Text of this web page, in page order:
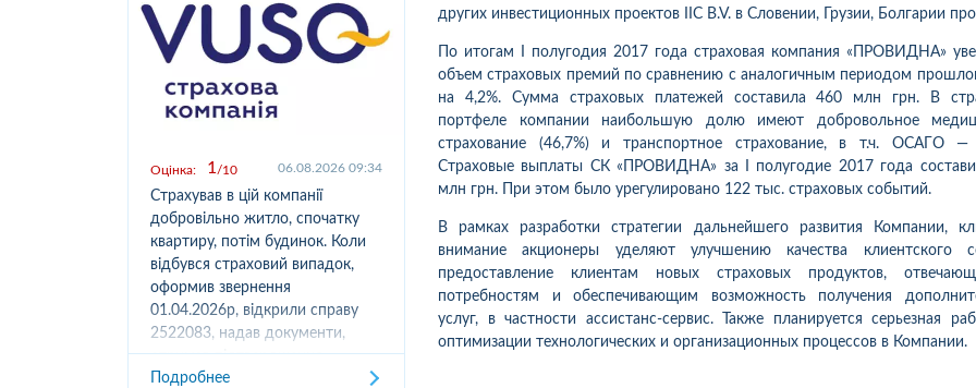
Оцінка: 1 10 06.08.2026 09:34
Страхував в цій компанії
добровільно житло, спочатку
квартиру, потім будинок. Коли
відбувся страховий випадок,
оформив звернення
01.04.2026р, відкрили справу
2522083, надав документи,
отримав підтвердження
отримання, взяли в роботу. 2
Подробнее
Оцінка: 10 10 05.08.2026 19:00
Оформлював сьогодні
(05.08.26р) автоцивілку в
та зручність...
Подробнее
Оцінка: 1 10 05.08.2026
Дуже дивна компанія.
Зателефонував, сказав, що
як передзвонюють. Навіщо
менеджери сидять.?...
других инвестиционных проектов IIC B.V. в Словении, Грузии, Болгарии
По итогам I полугодия 2017 года страховая компания «ПРОВИДНА»
объем страховых премий по сравнению с аналогичным периодом
на 4,2%. Сумма страховых платежей составила 460 млн грн. В
портфеле компании наибольшую долю имеют добровольное
страхование (46,7%) и транспортное страхование, в т.ч. ОСАГО —
Страховые выплаты СК «ПРОВИДНА» за I полугодие 2017 года
млн грн. При этом было урегулировано 122 тыс. страховых событий.
В рамках разработки стратегии дальнейшего развития Компании,
внимание акционеры уделяют улучшению качества клиентского
предоставление клиентам новых страховых продуктов,
потребностям и обеспечивающим возможность получения
услуг, в частности ассистанс-сервис. Также планируется серьезная
оптимизации технологических и организационных процессов в Компании.